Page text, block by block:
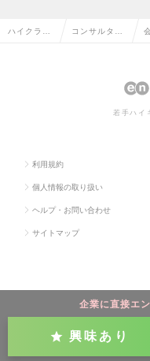
企業に直接エ
興味あり
ハイクラス コンサルタン
若手ハイ
利用規約
個人情報の取り扱い
ヘルプ・お問い合わせ
サイトマップ